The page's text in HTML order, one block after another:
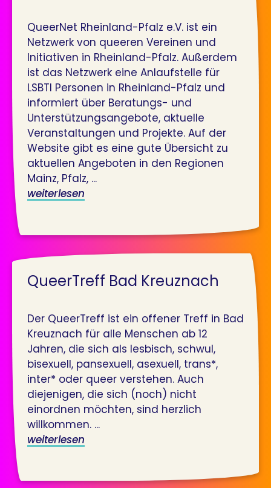
QueerNet Rheinland-Pfalz e.V. ist ein
Netzwerk von queeren Vereinen und
Initiativen in Rheinland-Pfalz. Außerdem
ist das Netzwerk eine Anlaufstelle für
LSBTI Personen in Rheinland-Pfalz und
informiert über Beratungs- und
Unterstützungsangebote, aktuelle
Veranstaltungen und Projekte. Auf der
Website gibt es eine gute Übersicht zu
aktuellen Angeboten in den Regionen
Mainz, Pfalz, ...
weiterlesen
QueerTreff Bad Kreuznach
Der QueerTreff ist ein offener Treff in Bad
Kreuznach für alle Menschen ab 12
Jahren, die sich als lesbisch, schwul,
bisexuell, pansexuell, asexuell, trans*,
inter* oder queer verstehen. Auch
diejenigen, die sich (noch) nicht
einordnen möchten, sind herzlich
willkommen. ...
weiterlesen